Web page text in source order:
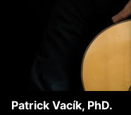
Patrick Vacík, PhD.